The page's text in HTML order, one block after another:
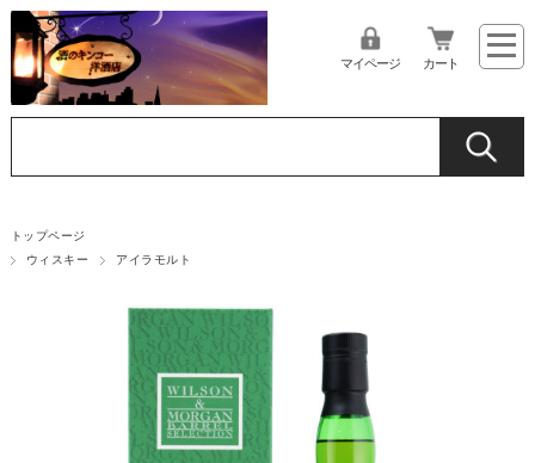
マイページ カート
トップページ
ウィスキー
アイラモルト